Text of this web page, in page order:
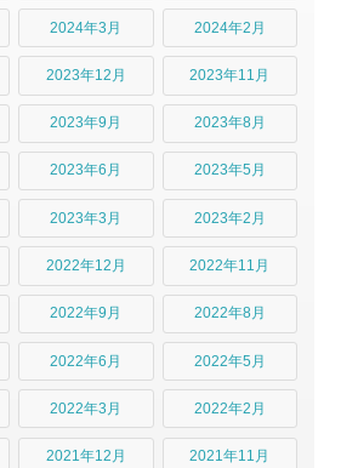
2024年3月 2024年2月
2023年12月 2023年11月
2023年9月 2023年8月
2023年6月 2023年5月
2023年3月 2023年2月
2022年12月 2022年11月
2022年9月 2022年8月
2022年6月 2022年5月
2022年3月 2022年2月
2021年12月 2021年11月